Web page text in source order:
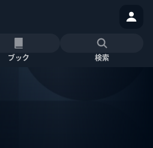
ブック 検索